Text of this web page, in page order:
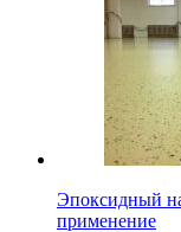
Эпоксидный
применение